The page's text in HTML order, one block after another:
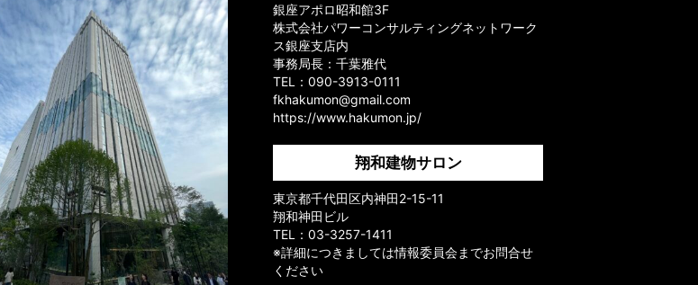
銀座アポロ昭和館3F
株式会社パワーコンサルティングネットワーク
ス銀座支店内
事務局長：千葉雅代
TEL：090-3913-0111
fkhakumon@gmail.com
https://www.hakumon.jp/
翔和建物サロン
東京都千代田区内神田2-15-11
翔和神田ビル
TEL：03-3257-1411
※詳細につきましては情報委員会までお問合せ
ください